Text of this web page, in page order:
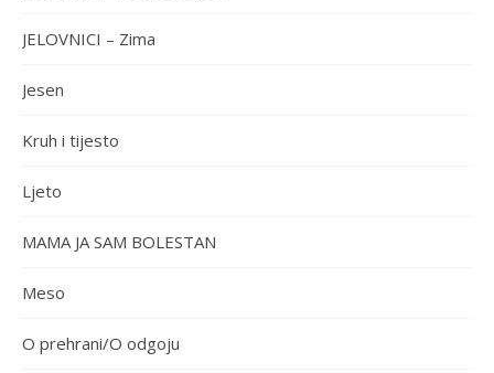
JELOVNICI – Zima
Jesen
Kruh i tijesto
Ljeto
MAMA JA SAM BOLESTAN
Meso
O prehrani/O odgoju